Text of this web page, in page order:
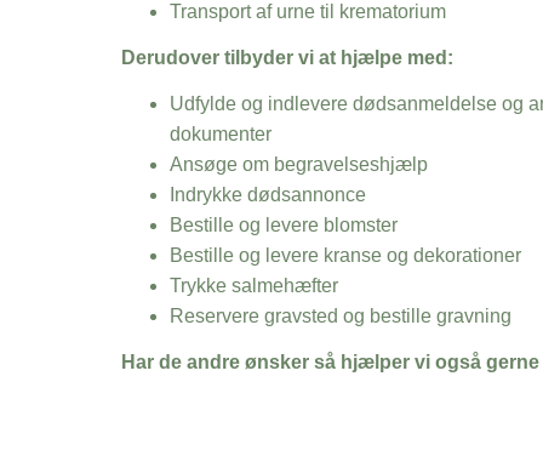
Transport af urne til krematorium
Derudover tilbyder vi at hjælpe med:
Udfylde og indlevere dødsanmeldelse og
dokumenter
Ansøge om begravelseshjælp
Indrykke dødsannonce
Bestille og levere blomster
Bestille og levere kranse og dekorationer
Trykke salmehæfter
Reservere gravsted og bestille gravning
Har de andre ønsker så hjælper vi også gerne